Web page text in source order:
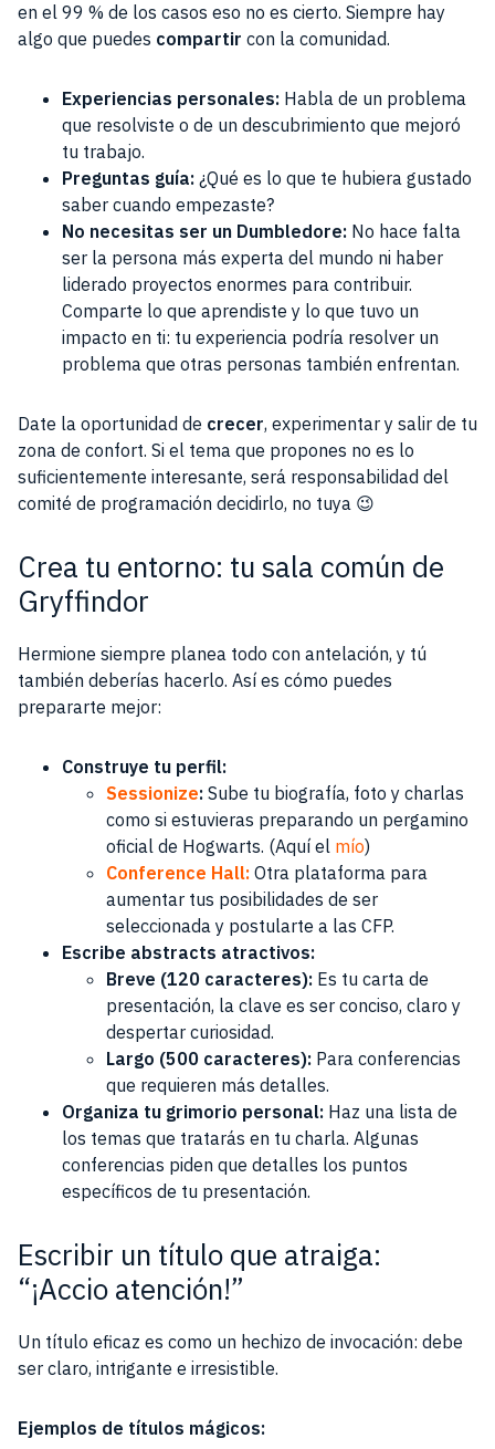
en el 99 % de los casos eso no es cierto. Siempre hay
algo que puedes compartir con la comunidad.
Experiencias personales: Habla de un problema
que resolviste o de un descubrimiento que mejoró
tu trabajo.
Preguntas guía: ¿Qué es lo que te hubiera gustado
saber cuando empezaste?
No necesitas ser un Dumbledore: No hace falta
ser la persona más experta del mundo ni haber
liderado proyectos enormes para contribuir.
Comparte lo que aprendiste y lo que tuvo un
impacto en ti: tu experiencia podría resolver un
problema que otras personas también enfrentan.
Date la oportunidad de crecer, experimentar y salir de tu
zona de confort. Si el tema que propones no es lo
suficientemente interesante, será responsabilidad del
comité de programación decidirlo, no tuya 😉
Crea tu entorno: tu sala común de
Gryffindor
Hermione siempre planea todo con antelación, y tú
también deberías hacerlo. Así es cómo puedes
prepararte mejor:
Construye tu perfil:
Sessionize: Sube tu biografía, foto y charlas
como si estuvieras preparando un pergamino
oficial de Hogwarts. (Aquí el mío)
Conference Hall: Otra plataforma para
aumentar tus posibilidades de ser
seleccionada y postularte a las CFP.
Escribe abstracts atractivos:
Breve (120 caracteres): Es tu carta de
presentación, la clave es ser conciso, claro y
despertar curiosidad.
Largo (500 caracteres): Para conferencias
que requieren más detalles.
Organiza tu grimorio personal: Haz una lista de
los temas que tratarás en tu charla. Algunas
conferencias piden que detalles los puntos
específicos de tu presentación.
Escribir un título que atraiga:
“¡Accio atención!”
Un título eficaz es como un hechizo de invocación: debe
ser claro, intrigante e irresistible.
Ejemplos de títulos mágicos: